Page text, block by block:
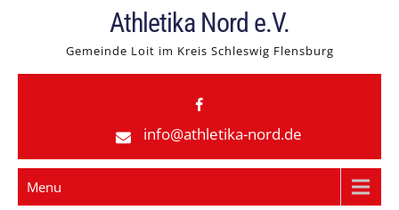
Athletika Nord e.V.
Gemeinde Loit im Kreis Schleswig Flensburg
info@athletika-nord.de
Menu